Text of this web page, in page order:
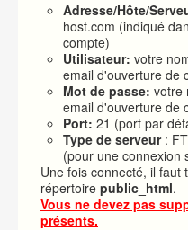
Adresse/Hôte/
host.com (indiqué
compte)
Utilisateur: votre
email d'ouverture de
Mot de passe: votre
email d'ouverture de
Port: 21 (port par
Type de serveur:
(pour une connexion
Une fois connecté, il faut
répertoire public_html.
Vous ne devez pas
présents.